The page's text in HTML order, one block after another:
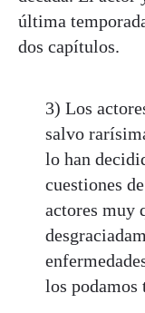
última
dos capítulos.
3) Los
salvo
lo han
cuestiones
actores muy
los podamos